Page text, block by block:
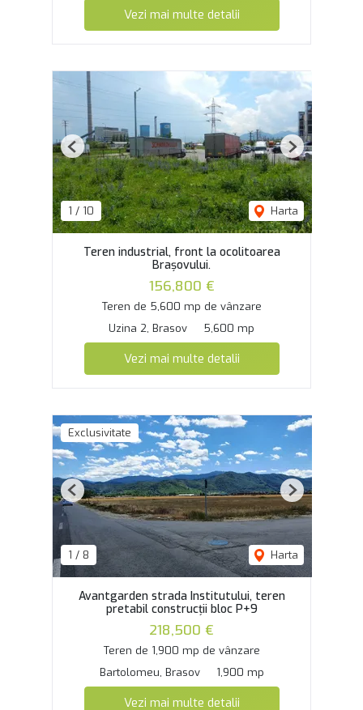
Vezi mai multe detalii
1 / 10 Harta
Previous Next
Teren industrial, front la ocolitoarea
Brașovului.
156,800 €
Teren de 5,600 mp de vânzare
Uzina 2, Brasov
5,600 mp
Vezi mai multe detalii
Exclusivitate
1 / 8 Harta
Previous Next
Avantgarden strada Institutului, teren
pretabil construcții bloc P+9
218,500 €
Teren de 1,900 mp de vânzare
Bartolomeu, Brasov
1,900 mp
Vezi mai multe detalii